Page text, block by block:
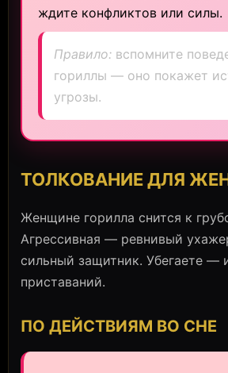
ждите конфликтов или силы.
Правило: вспомните
гориллы — оно покажет
угрозы.
ТОЛКОВАНИЕ ДЛЯ
Женщине горилла снится к
Агрессивная — ревнивый
сильный защитник. Убегаете —
приставаний.
ПО ДЕЙСТВИЯМ ВО СНЕ